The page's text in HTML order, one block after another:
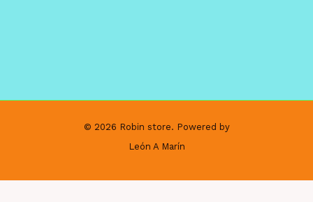
© 2026 Robin store. Powered by
León A Marín